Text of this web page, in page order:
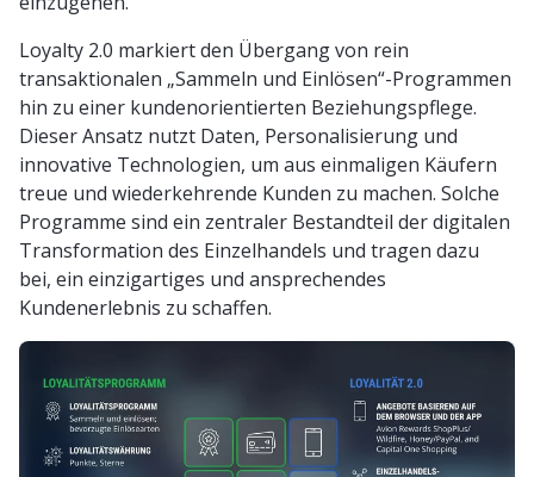
Loyalty 2.0 markiert den Übergang von rein
transaktionalen „Sammeln und Einlösen“-Programmen
hin zu einer kundenorientierten Beziehungspflege.
Dieser Ansatz nutzt Daten, Personalisierung und
innovative Technologien, um aus einmaligen Käufern
treue und wiederkehrende Kunden zu machen. Solche
Programme sind ein zentraler Bestandteil der digitalen
Transformation des Einzelhandels und tragen dazu
bei, ein einzigartiges und ansprechendes
Kundenerlebnis zu schaffen.